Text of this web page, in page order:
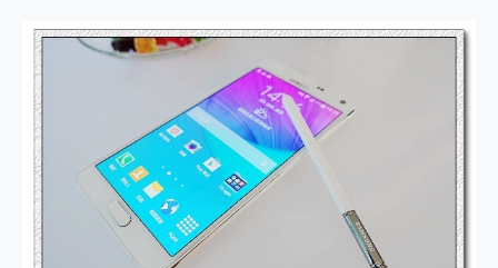
人像旗艦 vivo V30 系列 開箱 評測! 首搭蔡司光學鏡頭、攝影棚級柔光環、拍攝功能最好玩的美拍神機 vivo V30 Pro
一吸完美對位 擁有超強吸力與超好用的隱磁支架 O-ONE MAG 最會吸的行動電源 開箱 評測
Motorola edge 70 pro 及 moto g37 power上市，登錄在送飛利浦氣炸鍋
近八千元的 Soundcore Liberty 5 Pro Max，有螢幕的耳機會是智商稅嗎?
ASUS Pad 全面應援 Me Time，加碼愛奇藝黃金雙周卡體驗，專案價最低 NT$0 起
榮耀 HONOR 600 Pro x MOLLY Limited Edition 限量版開賣，攜手味全龍進駐大巨蛋萬人盛典